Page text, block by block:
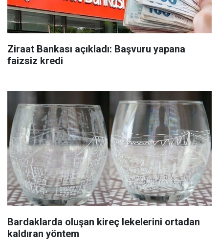
Ziraat Bankası açıkladı: Başvuru yapana
faizsiz kredi
Bardaklarda oluşan kireç lekelerini ortadan
kaldıran yöntem